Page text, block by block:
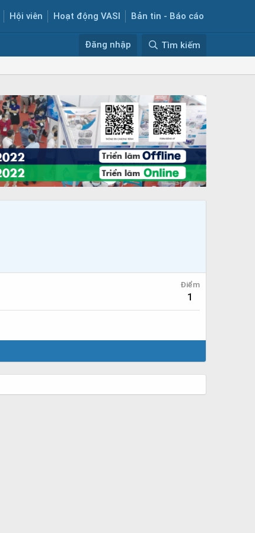
Hội viên Hoạt động VASI Bản tin - Báo cáo
Đăng nhập Tìm kiếm
Điểm
1